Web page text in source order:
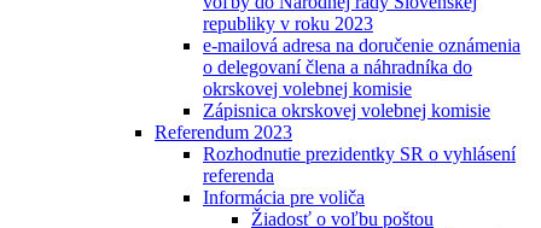
republiky v roku 2023
e-mailová adresa na doručenie oznámenia
o delegovaní člena a náhradníka do
okrskovej volebnej komisie
Zápisnica okrskovej volebnej komisie
Referendum 2023
Rozhodnutie prezidentky SR o vyhlásení
referenda
Informácia pre voliča
Žiadosť o voľbu poštou